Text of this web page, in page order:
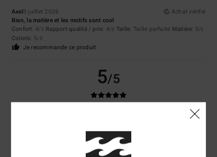
Axel3 juillet 2026
Achat vérifié
Bien, la matière et les motifs sont cool
Confort: 4/5 Rapport qualité / prix: 4/5 Taille: Taille parfaite Matière: 5/5
Coloris: 5/5
Je recommande ce produit
5/5
Original et semble costaud, comme le reste de mes achats…à voir dans
Rapport qualité / prix: 3 /5 Taille